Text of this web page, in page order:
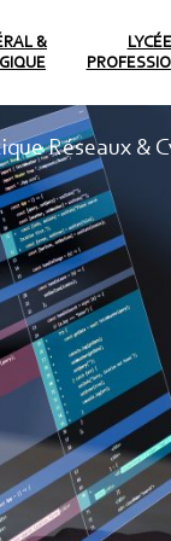
&
LYCÉE
Réseaux &